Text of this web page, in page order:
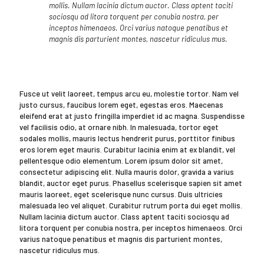
mollis. Nullam lacinia dictum auctor. Class aptent taciti
sociosqu ad litora torquent per conubia nostra, per
inceptos himenaeos. Orci varius natoque penatibus et
magnis dis parturient montes, nascetur ridiculus mus.
Fusce ut velit laoreet, tempus arcu eu, molestie tortor. Nam vel
justo cursus, faucibus lorem eget, egestas eros. Maecenas
eleifend erat at justo fringilla imperdiet id ac magna. Suspendisse
vel facilisis odio, at ornare nibh. In malesuada, tortor eget
sodales mollis, mauris lectus hendrerit purus, porttitor finibus
eros lorem eget mauris. Curabitur lacinia enim at ex blandit, vel
pellentesque odio elementum. Lorem ipsum dolor sit amet,
consectetur adipiscing elit. Nulla mauris dolor, gravida a varius
blandit, auctor eget purus. Phasellus scelerisque sapien sit amet
mauris laoreet, eget scelerisque nunc cursus. Duis ultricies
malesuada leo vel aliquet. Curabitur rutrum porta dui eget mollis.
Nullam lacinia dictum auctor. Class aptent taciti sociosqu ad
litora torquent per conubia nostra, per inceptos himenaeos. Orci
varius natoque penatibus et magnis dis parturient montes,
nascetur ridiculus mus.